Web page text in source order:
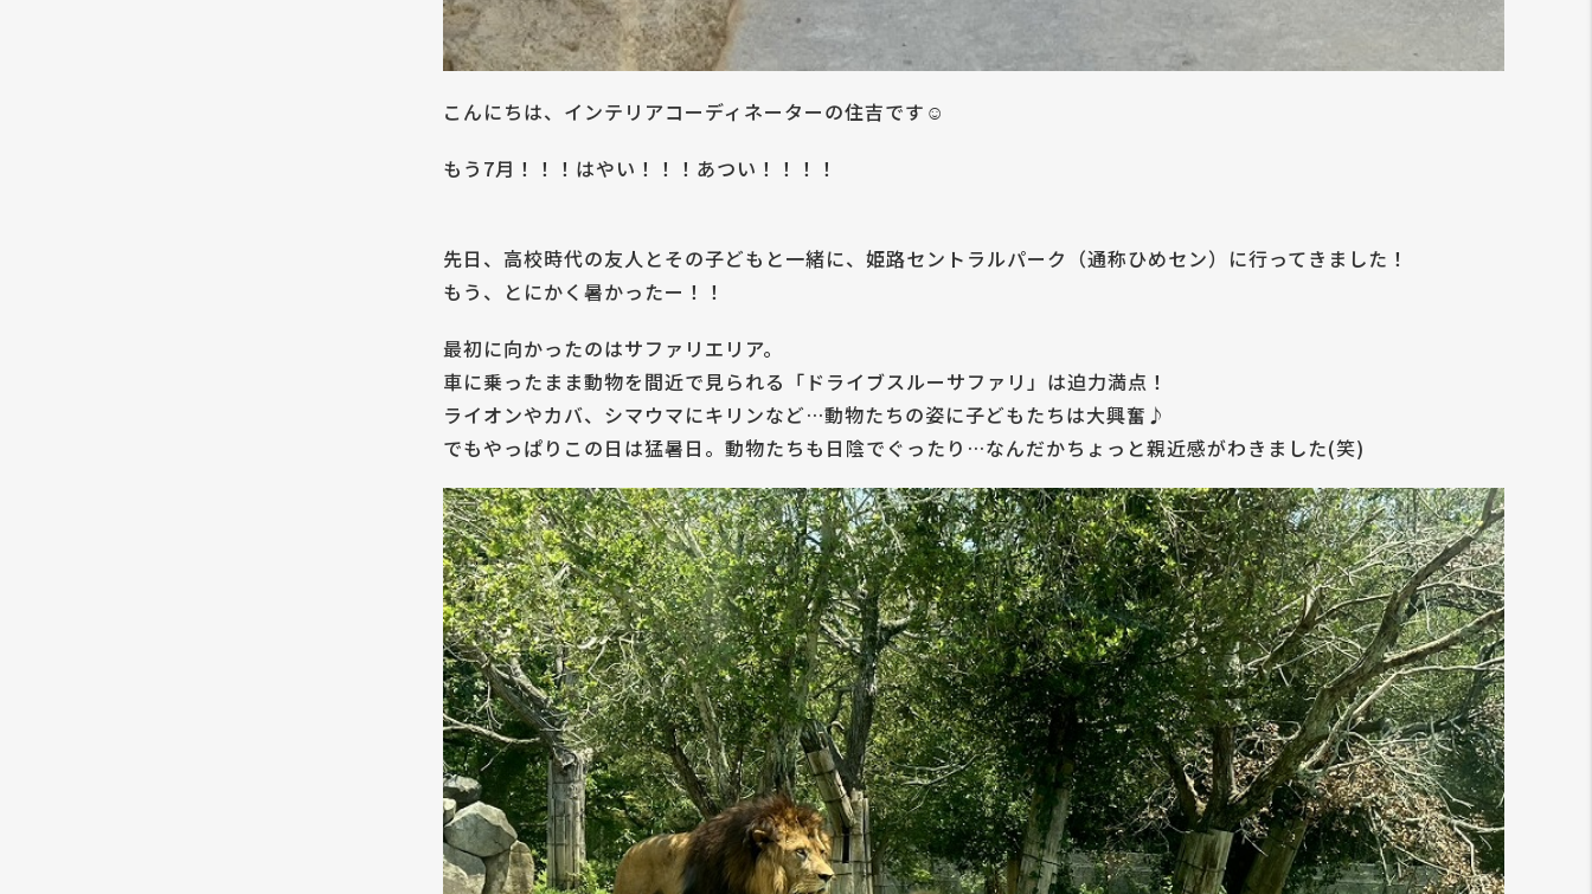
こんにちは、インテリアコーディネーターの住吉です☺
もう7月！！！はやい！！！あつい！！！！
先日、高校時代の友人とその子どもと一緒に、姫路セントラルパーク（通称ひめセン）に行ってきました！
もう、とにかく暑かったー！！
最初に向かったのはサファリエリア。
車に乗ったまま動物を間近で見られる「ドライブスルーサファリ」は迫力満点！
ライオンやカバ、シマウマにキリンなど…動物たちの姿に子どもたちは大興奮♪
でもやっぱりこの日は猛暑日。動物たちも日陰でぐったり…なんだかちょっと親近感がわきました(笑)